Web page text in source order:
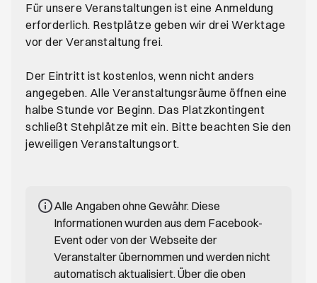
Für unsere Veranstaltungen ist eine Anmeldung
erforderlich. Restplätze geben wir drei Werktage
vor der Veranstaltung frei.
Der Eintritt ist kostenlos, wenn nicht anders
angegeben. Alle Veranstaltungsräume öffnen eine
halbe Stunde vor Beginn. Das Platzkontingent
schließt Stehplätze mit ein. Bitte beachten Sie den
jeweiligen Veranstaltungsort.
Alle Angaben ohne Gewähr. Diese
Informationen wurden aus dem Facebook-
Event oder von der Webseite der
Veranstalter übernommen und werden nicht
automatisch aktualisiert. Über die oben